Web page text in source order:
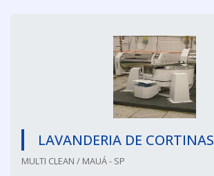
LAVANDERIA DE CORTINAS
MULTI CLEAN / MAUÁ - SP